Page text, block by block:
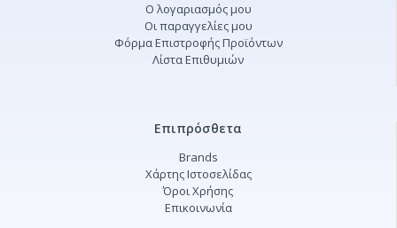
Ο λογαριασμός μου
Οι παραγγελίες μου
Φόρμα Επιστροφής Προϊόντων
Λίστα Επιθυμιών
Επιπρόσθετα
Brands
Χάρτης Ιστοσελίδας
Όροι Χρήσης
Επικοινωνία